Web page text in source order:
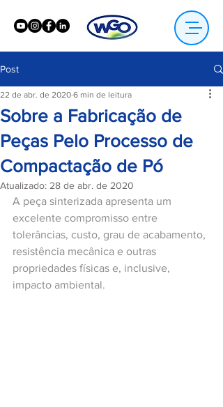
Post
Sobre a Fabricação de
Peças Pelo Processo de
Compactação de Pó
22 de abr. de 2020 6 min de leitura
Atualizado: 28 de abr. de 2020
A peça sinterizada apresenta um
excelente compromisso entre
tolerâncias, custo, grau de acabamento,
resistência mecânica e outras
propriedades físicas e, inclusive,
impacto ambiental.